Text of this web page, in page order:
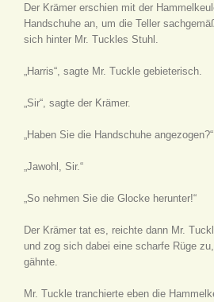
Der Krämer erschien mit der
Handschuhe an, um die Teller
sich hinter Mr. Tuckles Stuhl.
„Harris“, sagte Mr. Tuckle gebieterisch.
„Sir“, sagte der Krämer.
„Haben Sie die Handschuhe angezogen?“
„Jawohl, Sir.“
„So nehmen Sie die Glocke herunter!“
Der Krämer tat es, reichte dann Mr.
und zog sich dabei eine scharfe Rüge
gähnte.
Mr. Tuckle tranchierte eben die